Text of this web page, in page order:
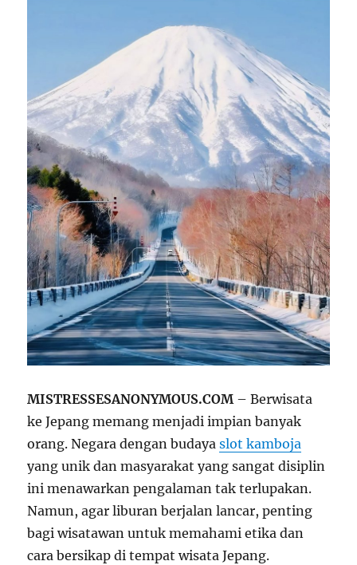
MISTRESSESANONYMOUS.COM– Berwisata
ke Jepang memang menjadi impian banyak
orang. Negara dengan budayaslot kamboja
yang unik dan masyarakat yang sangat disiplin
ini menawarkan pengalaman tak terlupakan.
Namun, agar liburan berjalan lancar, penting
bagi wisatawan untuk memahami etika dan
cara bersikap di tempat wisata Jepang.